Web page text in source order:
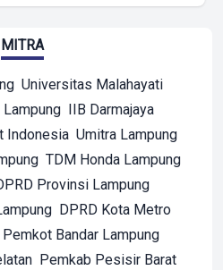
MITRA
Universitas Malahayati
IIB Darmajaya
Indonesia Umitra Lampung
TDM Honda Lampung
Provinsi Lampung
DPRD Kota Metro
Pemkot Bandar Lampung
Pemkab Pesisir Barat